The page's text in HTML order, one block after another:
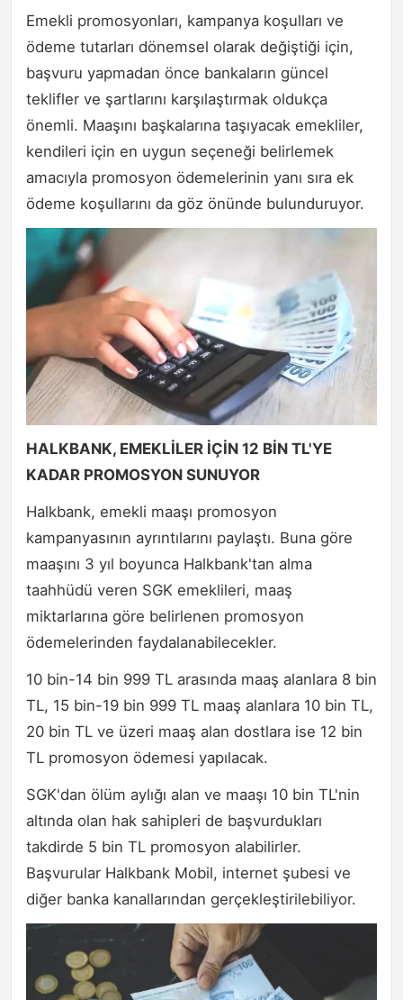
Emekli promosyonları, kampanya koşulları ve
ödeme tutarları dönemsel olarak değiştiği için,
başvuru yapmadan önce bankaların güncel
teklifler ve şartlarını karşılaştırmak oldukça
önemli. Maaşını başkalarına taşıyacak emekliler,
kendileri için en uygun seçeneği belirlemek
amacıyla promosyon ödemelerinin yanı sıra ek
ödeme koşullarını da göz önünde bulunduruyor.
HALKBANK, EMEKLİLER İÇİN 12 BİN TL'YE
KADAR PROMOSYON SUNUYOR
Halkbank, emekli maaşı promosyon
kampanyasının ayrıntılarını paylaştı. Buna göre
maaşını 3 yıl boyunca Halkbank'tan alma
taahhüdü veren SGK emeklileri, maaş
miktarlarına göre belirlenen promosyon
ödemelerinden faydalanabilecekler.
10 bin-14 bin 999 TL arasında maaş alanlara 8 bin
TL, 15 bin-19 bin 999 TL maaş alanlara 10 bin TL,
20 bin TL ve üzeri maaş alan dostlara ise 12 bin
TL promosyon ödemesi yapılacak.
SGK'dan ölüm aylığı alan ve maaşı 10 bin TL'nin
altında olan hak sahipleri de başvurdukları
takdirde 5 bin TL promosyon alabilirler.
Başvurular Halkbank Mobil, internet şubesi ve
diğer banka kanallarından gerçekleştirilebiliyor.